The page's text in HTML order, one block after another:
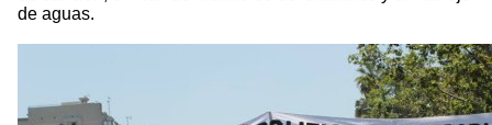
de aguas.